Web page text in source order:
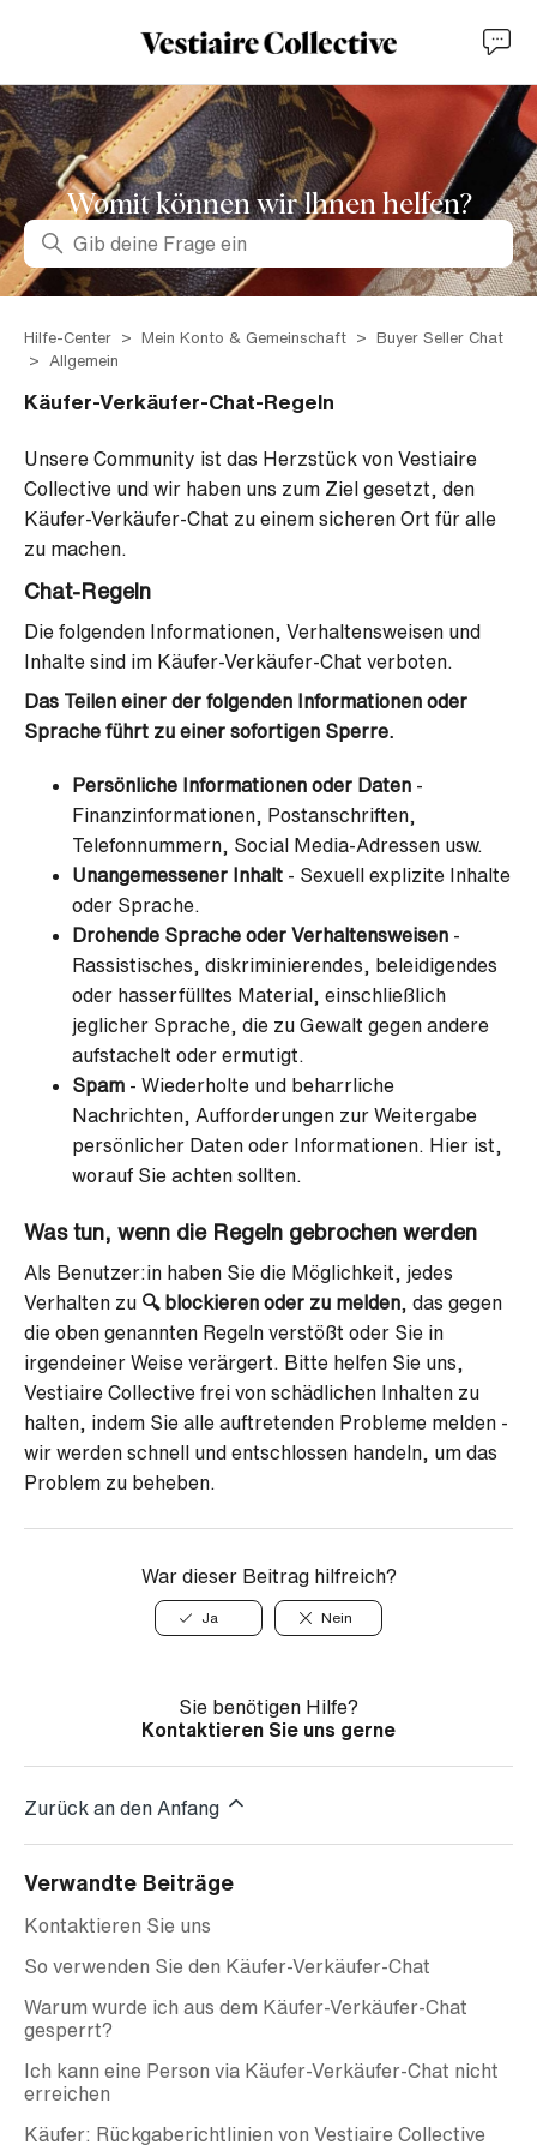
Womit können wir lhnen helfen?
Suche
Hilfe-Center Mein Konto & Gemeinschaft
Buyer Seller Chat
Allgemein
Käufer-Verkäufer-Chat-Regeln
Unsere Community ist das Herzstück von Vestiaire
Collective und wir haben uns zum Ziel gesetzt, den
Käufer-Verkäufer-Chat zu einem sicheren Ort für alle
zu machen.
Chat-Regeln
Die folgenden Informationen, Verhaltensweisen und
Inhalte sind im Käufer-Verkäufer-Chat verboten.
Das Teilen einer der folgenden Informationen oder
Sprache führt zu einer sofortigen Sperre.
Persönliche Informationen oder Daten -
Finanzinformationen, Postanschriften,
Telefonnummern, Social Media-Adressen usw.
Unangemessener Inhalt - Sexuell explizite Inhalte
oder Sprache.
Drohende Sprache oder Verhaltensweisen -
Rassistisches, diskriminierendes, beleidigendes
oder hasserfülltes Material, einschließlich
jeglicher Sprache, die zu Gewalt gegen andere
aufstachelt oder ermutigt.
Spam - Wiederholte und beharrliche
Nachrichten, Aufforderungen zur Weitergabe
persönlicher Daten oder Informationen. Hier ist,
worauf Sie achten sollten.
Was tun, wenn die Regeln gebrochen werden
Als Benutzer:in haben Sie die Möglichkeit, jedes
Verhalten zu 🔍 blockieren oder zu melden , das gegen
die oben genannten Regeln verstößt oder Sie in
irgendeiner Weise verärgert. Bitte helfen Sie uns,
Vestiaire Collective frei von schädlichen Inhalten zu
halten, indem Sie alle auftretenden Probleme melden -
wir werden schnell und entschlossen handeln, um das
Problem zu beheben.
War dieser Beitrag hilfreich?
Ja Nein
Sie benötigen Hilfe?
Kontaktieren Sie uns gerne
Zurück an den Anfang
Verwandte Beiträge
Kontaktieren Sie uns
So verwenden Sie den Käufer-Verkäufer-Chat
Warum wurde ich aus dem Käufer-Verkäufer-Chat
gesperrt?
Ich kann eine Person via Käufer-Verkäufer-Chat nicht
erreichen
Käufer: Rückgaberichtlinien von Vestiaire Collective